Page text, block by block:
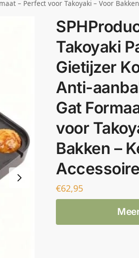
– Perfect voor Takoyaki – Voor
Takoyaki
Gietijzer
Anti-
Gat
voor
Bakken –
Accessoire
€62,95